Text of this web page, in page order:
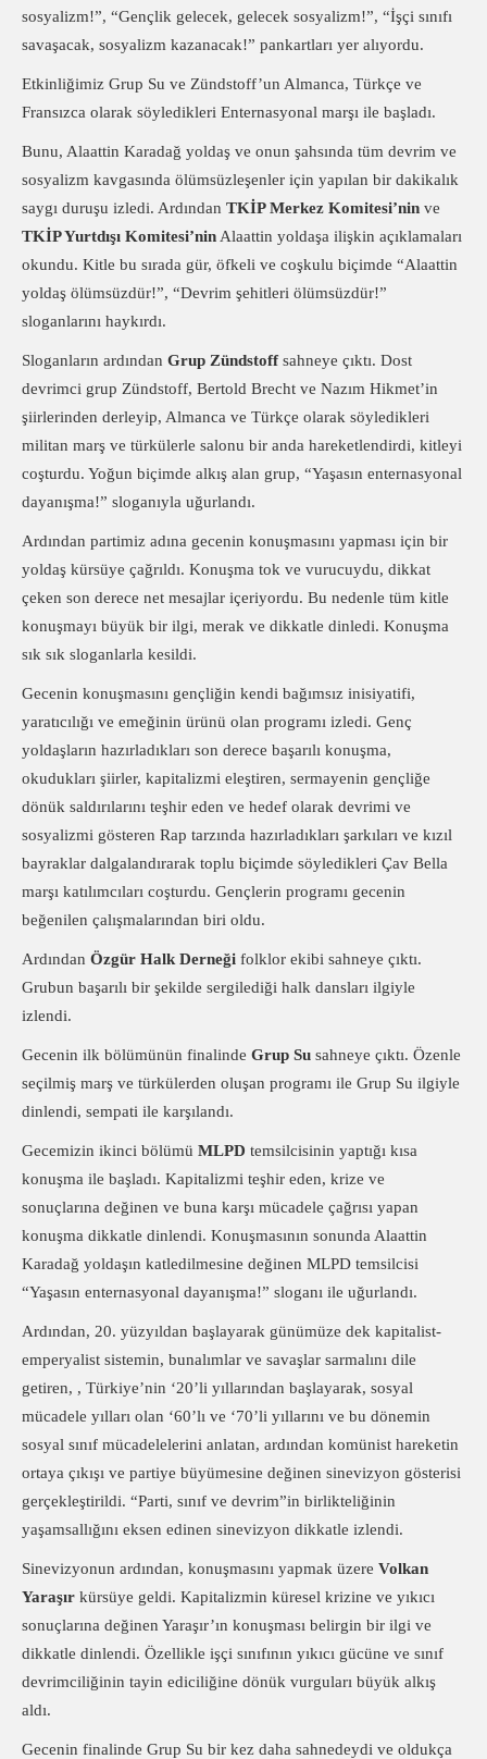
sosyalizm!”, “Gençlik gelecek, gelecek sosyalizm!”, “İşçi sınıfı
savaşacak, sosyalizm kazanacak!” pankartları yer alıyordu.
Etkinliğimiz Grup Su ve Zündstoff’un Almanca, Türkçe ve
Fransızca olarak söyledikleri Enternasyonal marşı ile başladı.
Bunu, Alaattin Karadağ yoldaş ve onun şahsında tüm devrim ve
sosyalizm kavgasında ölümsüzleşenler için yapılan bir dakikalık
saygı duruşu izledi. Ardından TKİP Merkez Komitesi’nin ve
TKİP Yurtdışı Komitesi’nin Alaattin yoldaşa ilişkin açıklamaları
okundu. Kitle bu sırada gür, öfkeli ve coşkulu biçimde “Alaattin
yoldaş ölümsüzdür!”, “Devrim şehitleri ölümsüzdür!”
sloganlarını haykırdı.
Sloganların ardından Grup Zündstoffsahneye çıktı. Dost
devrimci grup Zündstoff, Bertold Brecht ve Nazım Hikmet’in
şiirlerinden derleyip, Almanca ve Türkçe olarak söyledikleri
militan marş ve türkülerle salonu bir anda hareketlendirdi, kitleyi
coşturdu. Yoğun biçimde alkış alan grup, “Yaşasın enternasyonal
dayanışma!” sloganıyla uğurlandı.
Ardından partimiz adına gecenin konuşmasını yapması için bir
yoldaş kürsüye çağrıldı. Konuşma tok ve vurucuydu, dikkat
çeken son derece net mesajlar içeriyordu. Bu nedenle tüm kitle
konuşmayı büyük bir ilgi, merak ve dikkatle dinledi. Konuşma
sık sık sloganlarla kesildi.
Gecenin konuşmasını gençliğin kendi bağımsız inisiyatifi,
yaratıcılığı ve emeğinin ürünü olan programı izledi. Genç
yoldaşların hazırladıkları son derece başarılı konuşma,
okudukları şiirler, kapitalizmi eleştiren, sermayenin gençliğe
dönük saldırılarını teşhir eden ve hedef olarak devrimi ve
sosyalizmi gösteren Rap tarzında hazırladıkları şarkıları ve kızıl
bayraklar dalgalandırarak toplu biçimde söyledikleri Çav Bella
marşı katılımcıları coşturdu. Gençlerin programı gecenin
beğenilen çalışmalarından biri oldu.
Ardından Özgür Halk Derneği folklor ekibi sahneye çıktı.
Grubun başarılı bir şekilde sergilediği halk dansları ilgiyle
izlendi.
Gecenin ilk bölümünün finalinde Grup Su sahneye çıktı. Özenle
seçilmiş marş ve türkülerden oluşan programı ile Grup Su ilgiyle
dinlendi, sempati ile karşılandı.
Gecemizin ikinci bölümü MLPD temsilcisinin yaptığı kısa
konuşma ile başladı. Kapitalizmi teşhir eden, krize ve
sonuçlarına değinen ve buna karşı mücadele çağrısı yapan
konuşma dikkatle dinlendi. Konuşmasının sonunda Alaattin
Karadağ yoldaşın katledilmesine değinen MLPD temsilcisi
“Yaşasın enternasyonal dayanışma!” sloganı ile uğurlandı.
Ardından, 20. yüzyıldan başlayarak günümüze dek kapitalist-
emperyalist sistemin, bunalımlar ve savaşlar sarmalını dile
getiren, , Türkiye’nin ‘20’li yıllarından başlayarak, sosyal
mücadele yılları olan ‘60’lı ve ‘70’li yıllarını ve bu dönemin
sosyal sınıf mücadelelerini anlatan, ardından komünist hareketin
ortaya çıkışı ve partiye büyümesine değinen sinevizyon gösterisi
gerçekleştirildi. “Parti, sınıf ve devrim”in birlikteliğinin
yaşamsallığını eksen edinen sinevizyon dikkatle izlendi.
Sinevizyonun ardından, konuşmasını yapmak üzere Volkan
Yaraşır kürsüye geldi. Kapitalizmin küresel krizine ve yıkıcı
sonuçlarına değinen Yaraşır’ın konuşması belirgin bir ilgi ve
dikkatle dinlendi. Özellikle işçi sınıfının yıkıcı gücüne ve sınıf
devrimciliğinin tayin ediciliğine dönük vurguları büyük alkış
aldı.
Gecenin finalinde Grup Su bir kez daha sahnedeydi ve oldukça